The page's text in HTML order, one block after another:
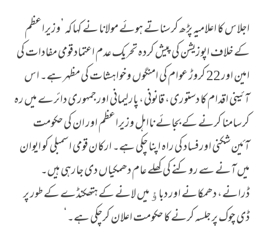
اجلاس کا اعلامیہ پڑھ کر سناتے ہوئے مولانا نے کہا کہ ’وزیراعظم
کے خلاف اپوزیشن کی پیش کردہ تحریک عدم اعتماد قومی مفادات کی
امین اور 22 کروڑ عوام کی امنگوں وخواہشات کی مظہر ہے۔ اس
آئینی اقدام کا دستوری، قانونی، پارلیمانی اور جمہوری دائرے میں رہ
کر سامنا کرنے کے بجائے نااہل وزیراعظم اور ان کی حکومت
آئین شکنی اور فساد کی راہ اپنا چکی ہے۔ ارکان قومی اسمبلی کو ایوان
میں آنے سے روکنے کی کھلے عام دھمکیاں دی جارہی ہیں۔
ڈرانے، دھمکانے اور دباﺅ میں لانے کے ہتھکنڈے کے طور پر
ڈی چوک پر جلسہ کرنے کا حکومت اعلان کرچکی ہے۔‘